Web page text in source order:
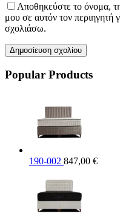
Αποθηκεύστε το όνομα,
μου σε αυτόν τον περιηγητή
σχολιάσω.
Δημοσίευση σχολίου
Popular Products
190-002 847,00 €